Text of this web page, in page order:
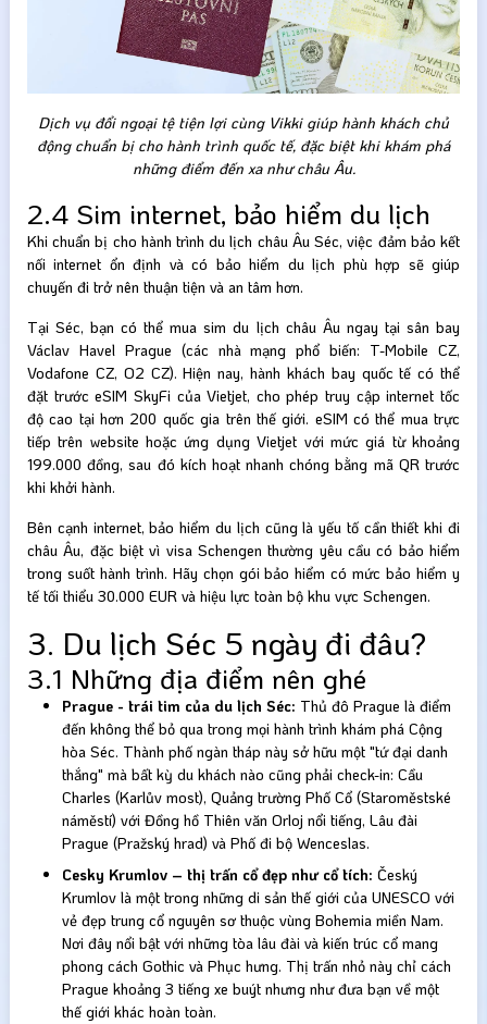
Dịch vụ đổi ngoại tệ tiện lợi cùng Vikki giúp hành khách chủ
động chuẩn bị cho hành trình quốc tế, đặc biệt khi khám phá
những điểm đến xa như châu Âu.
2.4 Sim internet, bảo hiểm du lịch
Khi chuẩn bị cho hành trình du lịch châu Âu Séc, việc đảm bảo kết
nối internet ổn định và có bảo hiểm du lịch phù hợp sẽ giúp
chuyến đi trở nên thuận tiện và an tâm hơn.
Tại Séc, bạn có thể mua sim du lịch châu Âu ngay tại sân bay
Václav Havel Prague (các nhà mạng phổ biến: T-Mobile CZ,
Vodafone CZ, O2 CZ). Hiện nay, hành khách bay quốc tế có thể
đặt trước eSIM SkyFi của Vietjet, cho phép truy cập internet tốc
độ cao tại hơn 200 quốc gia trên thế giới. eSIM có thể mua trực
tiếp trên website hoặc ứng dụng Vietjet với mức giá từ khoảng
199.000 đồng, sau đó kích hoạt nhanh chóng bằng mã QR trước
khi khởi hành.
Bên cạnh internet, bảo hiểm du lịch cũng là yếu tố cần thiết khi đi
châu Âu, đặc biệt vì visa Schengen thường yêu cầu có bảo hiểm
trong suốt hành trình. Hãy chọn gói bảo hiểm có mức bảo hiểm y
tế tối thiểu 30.000 EUR và hiệu lực toàn bộ khu vực Schengen.
3. Du lịch Séc 5 ngày đi đâu?
3.1 Những địa điểm nên ghé
Prague - trái tim của du lịch Séc: Thủ đô Prague là điểm
đến không thể bỏ qua trong mọi hành trình khám phá Cộng
hòa Séc. Thành phố ngàn tháp này sở hữu một "tứ đại danh
thắng" mà bất kỳ du khách nào cũng phải check-in: Cầu
Charles (Karlův most), Quảng trường Phố Cổ (Staroměstské
náměstí) với Đồng hồ Thiên văn Orloj nổi tiếng, Lâu đài
Prague (Pražský hrad) và Phố đi bộ Wenceslas.
Cesky Krumlov – thị trấn cổ đẹp như cổ tích: Český
Krumlov là một trong những di sản thế giới của UNESCO với
vẻ đẹp trung cổ nguyên sơ thuộc vùng Bohemia miền Nam.
Nơi đây nổi bật với những tòa lâu đài và kiến trúc cổ mang
phong cách Gothic và Phục hưng. Thị trấn nhỏ này chỉ cách
Prague khoảng 3 tiếng xe buýt nhưng như đưa bạn về một
thế giới khác hoàn toàn.